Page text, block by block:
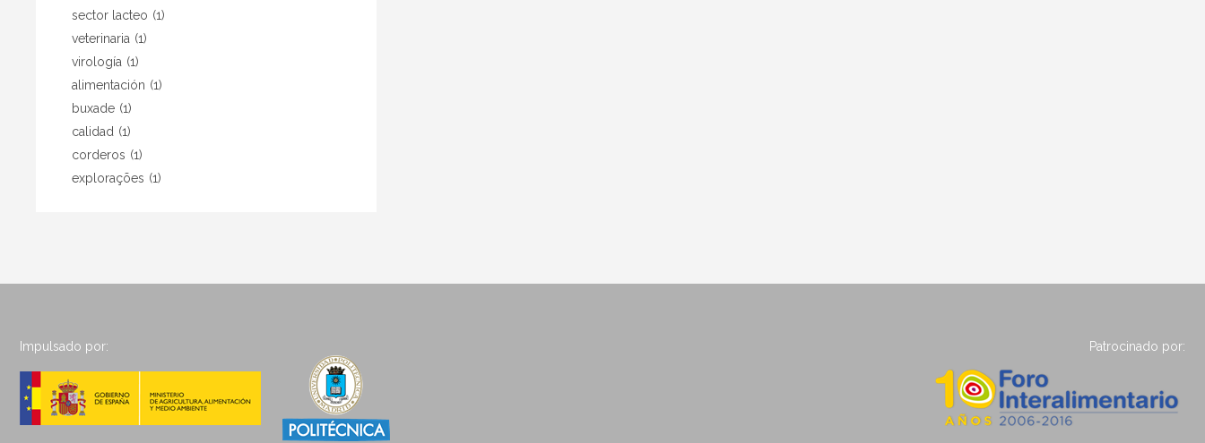
sector lacteo (1)
veterinaria (1)
virología (1)
alimentación (1)
buxade (1)
calidad (1)
corderos (1)
explorações (1)
Impulsado por: Patrocinado por: